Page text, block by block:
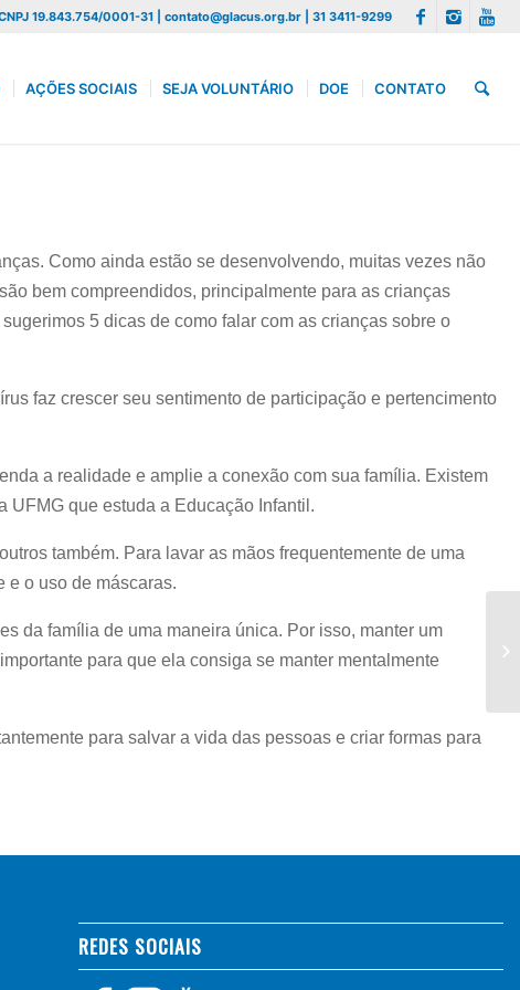
19.843.754/0001-31 | contato@glacus.org.br | 31 3411-9299
AÇÕES SOCIAIS SEJA VOLUNTÁRIO DOE CONTATO
Como ainda estão se desenvolvendo, muitas vezes não
bem compreendidos, principalmente para as crianças
5 dicas de como falar com as crianças sobre o
faz crescer seu sentimento de participação e pertencimento
a realidade e amplie a conexão com sua família. Existem
UFMG que estuda a Educação Infantil.
também. Para lavar as mãos frequentemente de uma
e o uso de máscaras.
da família de uma maneira única. Por isso, manter um
para que ela consiga se manter mentalmente
para salvar a vida das pessoas e criar formas para
REDES SOCIAIS